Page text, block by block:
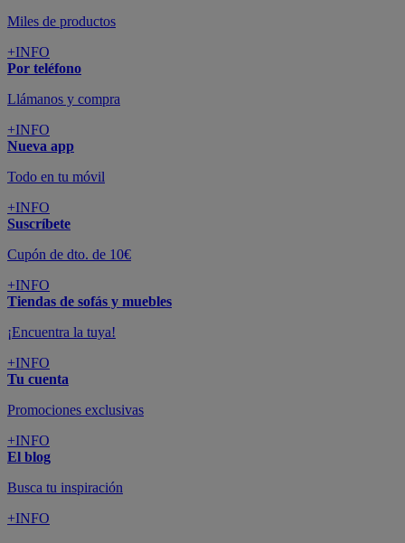
Miles de productos
+INFO
Por teléfono
Llámanos y compra
+INFO
Nueva app
Todo en tu móvil
+INFO
Suscríbete
Cupón de dto. de 10€
+INFO
Tiendas de sofás y muebles
¡Encuentra la tuya!
+INFO
Tu cuenta
Promociones exclusivas
+INFO
El blog
Busca tu inspiración
+INFO